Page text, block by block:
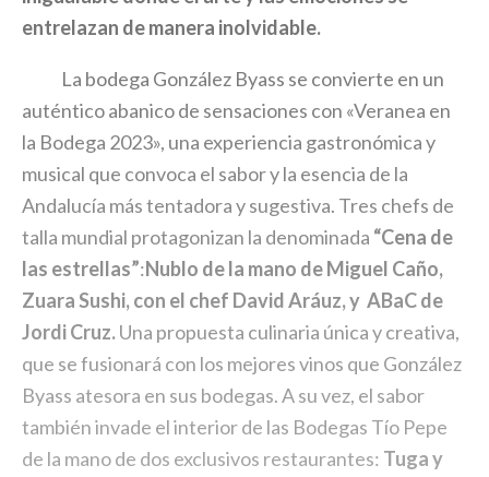
entrelazan de manera inolvidable.
La bodega González Byass se convierte en un
auténtico abanico de sensaciones con «Veranea en
la Bodega 2023», una experiencia gastronómica y
musical que convoca el sabor y la esencia de la
Andalucía más tentadora y sugestiva. Tres chefs de
talla mundial protagonizan la denominada “Cena de
las estrellas”:Nublo de la mano de Miguel Caño,
Zuara Sushi, con el chef David Aráuz, y ABaC de
Jordi Cruz.Una propuesta culinaria única y creativa,
que se fusionará con los mejores vinos que González
Byass atesora en sus bodegas. A su vez, el sabor
también invade el interior de las Bodegas Tío Pepe
de la mano de dos exclusivos restaurantes: Tuga y